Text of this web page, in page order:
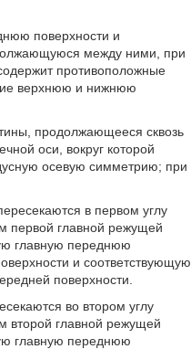
поверхности и
между ними, при
противоположные
верхнюю и нижнюю
продолжающееся сквозь
оси, вокруг которой
осевую симметрию; при
в первом углу
первой главной режущей
главную переднюю
и соответствующую
поверхности.
во втором углу
второй главной режущей
главную переднюю